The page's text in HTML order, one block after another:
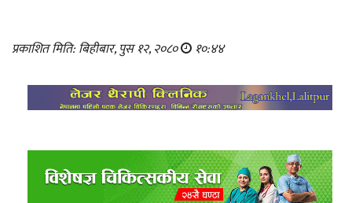
प्रकाशित मिति: बिहीबार, पुस १२, २०८० १०:४४